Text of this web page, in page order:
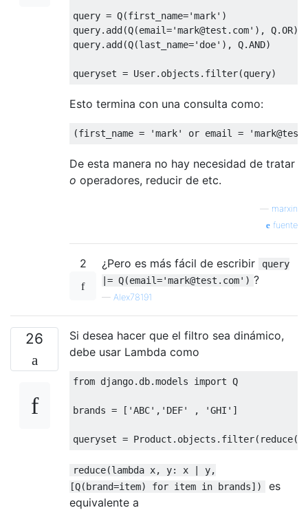
query = Q(first_name='mark' )
query. add(Q(email='mark@test.com' ), Q.OR)
query. add(Q(last_name='doe' ), Q.AND)
queryset = User. objects . filter(query)
Esto termina con una consulta como:
(first_name = 'mark' or email =
De esta manera no hay necesidad de tratar
o operadores, reducir de etc.
marxin
fuente
2 ¿Pero es más fácil de escribir
query
|= Q(email='mark@test.com') ?
— Alex78191
26
Si desea hacer que el filtro sea dinámico,
debe usar Lambda como
from django. db.models import Q
brands = [ 'ABC' , 'DEF' , 'GHI' ]
queryset = Product . objects . filter( reduce(
reduce(lambda x, y: x | y,
[Q(brand=item) for item in brands])
es
equivalente a